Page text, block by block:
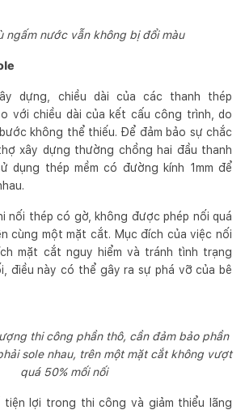
ngấm nước vẫn không bị đổi màu
dựng, chiều dài của các thanh thép
với chiều dài của kết cấu công trình, do
không thể thiếu. Để đảm bảo sự chắc
xây dựng thường chồng hai đầu thanh
dụng thép mềm có đường kính 1mm để
nối thép có gờ, không được phép nối quá
cùng một mặt cắt. Mục đích của việc nối
mặt cắt nguy hiểm và tránh tình trạng
điều này có thể gây ra sự phá vỡ của bê
thi công phần thô, cần đảm bảo phần
sole nhau, trên một mặt cắt không vượt
quá 50% mối nối
tiện lợi trong thi công và giảm thiểu lãng